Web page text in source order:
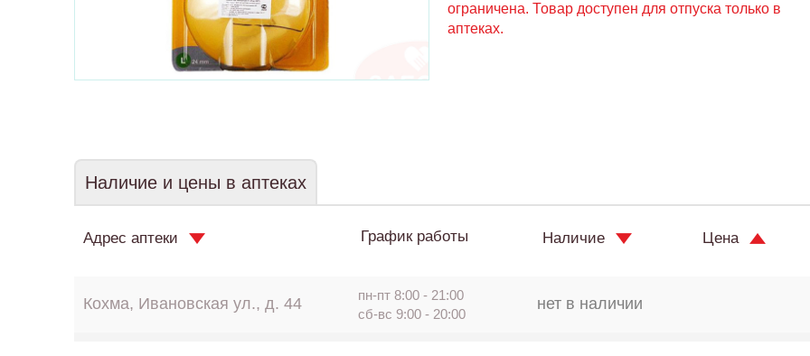
ограничена. Товар доступен для отпуска только в
аптеках.
Наличие и цены в аптеках
Адрес аптеки График работы Наличие Цена
Кохма, Ивановская ул., д. 44
пн-пт 8:00 - 21:00
сб-вс 9:00 - 20:00
нет в наличии